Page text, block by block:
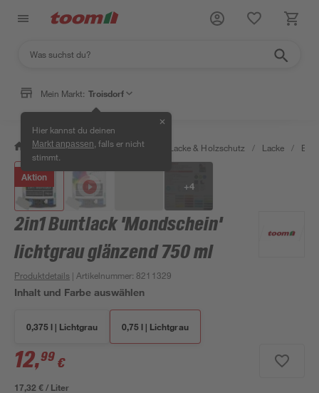
Mein Markt: Troisdorf
Hier kannst du deinen
Markt anpassen , falls er nicht
stimmt.
✕
/ Bauen & Renovieren / Farben, Lacke & Holzschutz / Lacke /
Aktion
+4
2in1 Buntlack 'Mondschein'
lichtgrau glänzend 750 ml
Produktdetails | Artikelnummer: 8211329
Inhalt und Farbe auswählen
0,375 l | Lichtgrau 0,75 l | Lichtgrau
12,99 €
17,32 € / Liter